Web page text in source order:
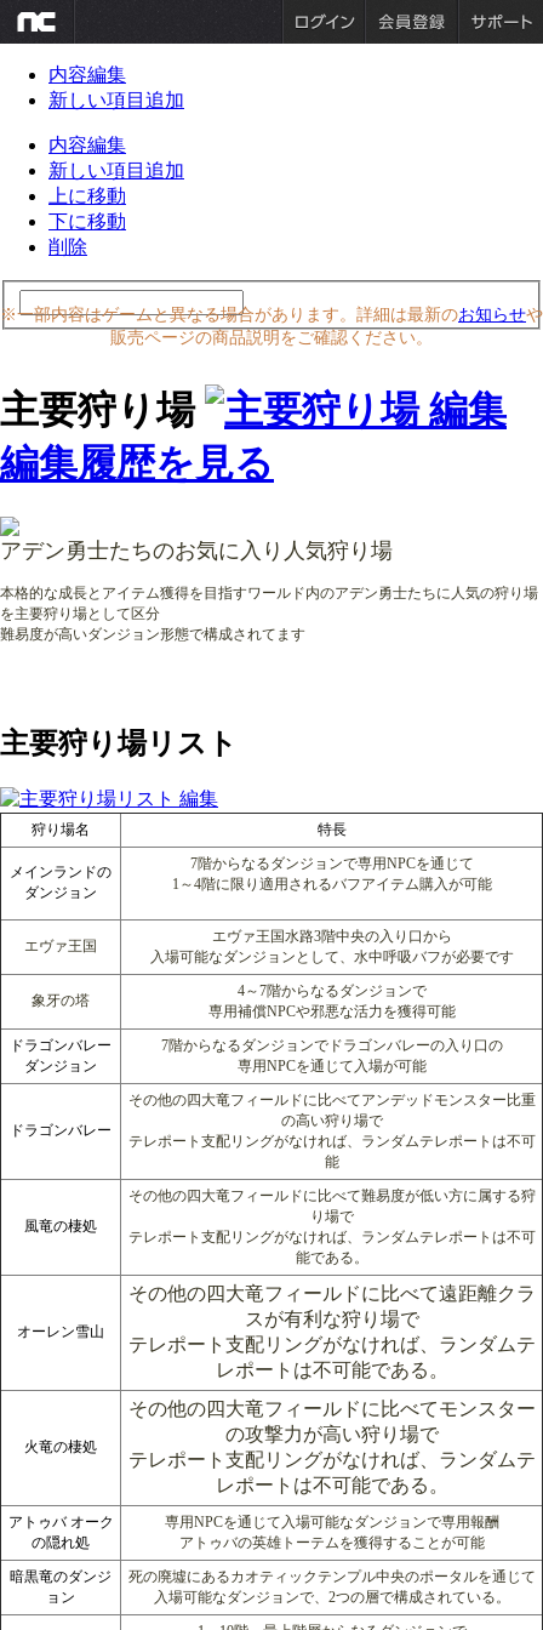
内容編集
新しい項目追加
内容編集
新しい項目追加
上に移動
下に移動
削除
※一部内容はゲームと異なる場合があります。詳細は最新のお知らせや
販売ページの商品説明をご確認ください。
主要狩り場
編集履歴を見る
アデン勇士たちのお気に入り人気狩り場
本格的な成長とアイテム獲得を目指すワールド内のアデン勇士たちに人気の狩り場
を主要狩り場として区分
難易度が高いダンジョン形態で構成されてます
主要狩り場リスト
狩り場名 特長
メインランドの
ダンジョン
7階からなるダンジョンで専用NPCを通じて
1～4階に限り適用されるバフアイテム購入が可能
エヴァ王国
エヴァ王国水路3階中央の入り口から
入場可能なダンジョンとして、水中呼吸バフが必要です
象牙の塔
4～7階からなるダンジョンで
専用補償NPCや邪悪な活力を獲得可能
ドラゴンバレー
ダンジョン
7階からなるダンジョンでドラゴンバレーの入り口の
専用NPCを通じて入場が可能
ドラゴンバレー
その他の四大竜フィールドに比べてアンデッドモンスター比重
の高い狩り場で
テレポート支配リングがなければ、ランダムテレポートは不可
能
風竜の棲処
その他の四大竜フィールドに比べて難易度が低い方に属する狩
り場で
テレポート支配リングがなければ、ランダムテレポートは不可
能である。
オーレン雪山
その他の四大竜フィールドに比べて遠距離クラ
スが有利な狩り場で
テレポート支配リングがなければ、ランダムテ
レポートは不可能である。
火竜の棲処
その他の四大竜フィールドに比べてモンスター
の攻撃力が高い狩り場で
テレポート支配リングがなければ、ランダムテ
レポートは不可能である。
アトゥバ オーク
の隠れ処
専用NPCを通じて入場可能なダンジョンで専用報酬
アトゥバの英雄トーテムを獲得することが可能
暗黒竜のダンジ
ョン
死の廃墟にあるカオティックテンプル中央のポータルを通じて
入場可能なダンジョンで、2つの層で構成されている。